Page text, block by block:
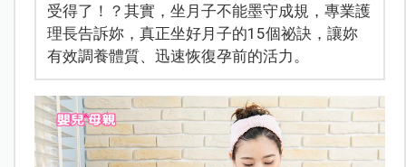
受得了！？其實，坐月子不能墨守成規，專業護
理長告訴妳，真正坐好月子的15個祕訣，讓妳
有效調養體質、迅速恢復孕前的活力。